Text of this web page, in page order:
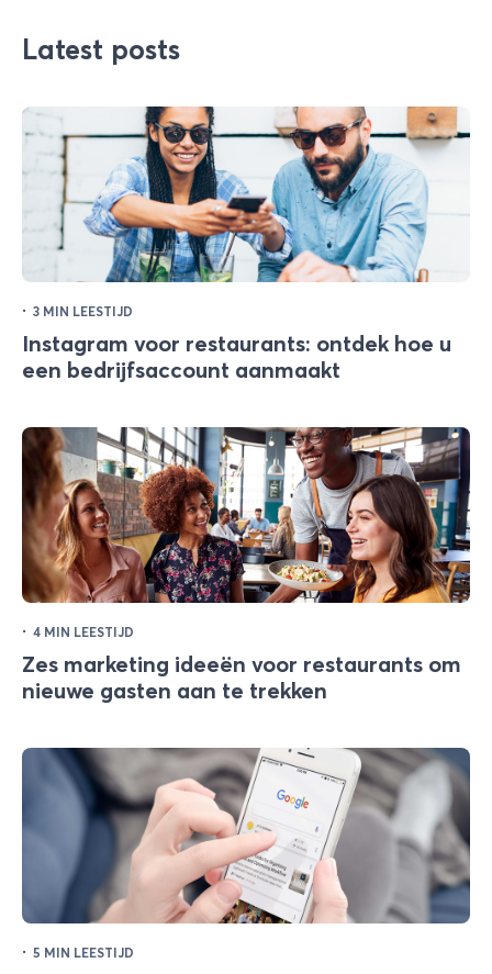
Latest posts
· 3 MIN LEESTIJD
Instagram voor restaurants: ontdek hoe u
een bedrijfsaccount aanmaakt
· 4 MIN LEESTIJD
Zes marketing ideeën voor restaurants om
nieuwe gasten aan te trekken
· 5 MIN LEESTIJD